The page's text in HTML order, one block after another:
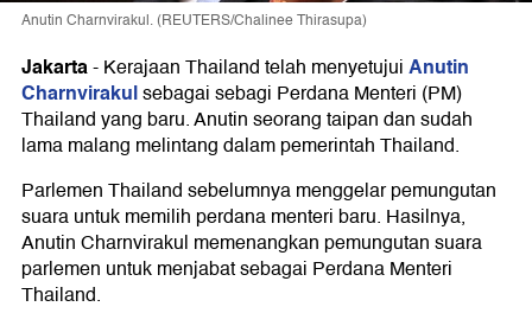
Anutin Charnvirakul. (REUTERS/Chalinee Thirasupa)
Jakarta-Kerajaan Thailand telah menyetujuiAnutin
Charnvirakulsebagai sebagi Perdana Menteri (PM)
Thailand yang baru. Anutin seorang taipan dan sudah
lama malang melintang dalam pemerintah Thailand.
Parlemen Thailand sebelumnya menggelar pemungutan
suara untuk memilih perdana menteri baru. Hasilnya,
Anutin Charnvirakul memenangkan pemungutan suara
parlemen untuk menjabat sebagai Perdana Menteri
Thailand.